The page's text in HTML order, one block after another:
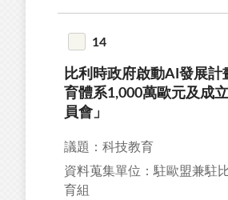
14
比利時政府啟動AI發展計
育體系1,000萬歐元及成
員會」
議題：科技教育
資料蒐集單位：駐歐盟兼駐
育組